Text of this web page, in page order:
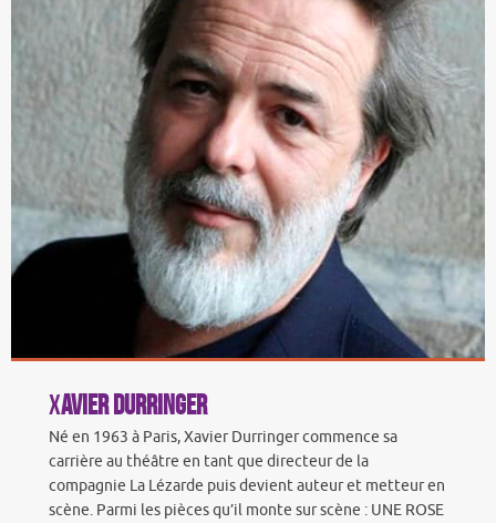
Xavier Durringer
Né en 1963 à Paris, Xavier Durringer commence sa
carrière au théâtre en tant que directeur de la
compagnie La Lézarde puis devient auteur et metteur en
scène. Parmi les pièces qu’il monte sur scène : UNE ROSE